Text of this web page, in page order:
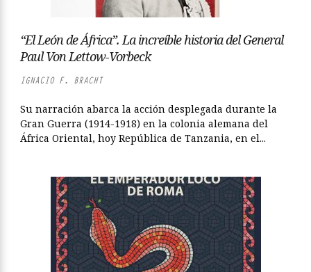
“El León de África”. La increíble historia del General
Paul Von Lettow-Vorbeck
IGNACIO F. BRACHT
Su narración abarca la acción desplegada durante la
Gran Guerra (1914-1918) en la colonia alemana del
África Oriental, hoy República de Tanzania, en el...